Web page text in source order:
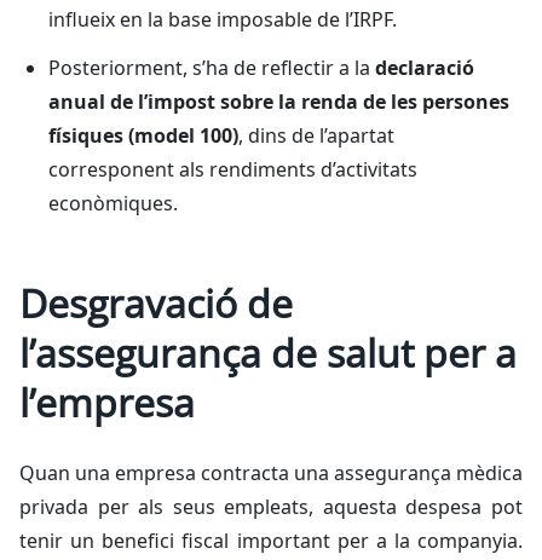
influeix en la base imposable de l’IRPF.
Posteriorment, s’ha de reflectir a la declaració
anual de l’impost sobre la renda de les persones
físiques (model 100), dins de l’apartat
corresponent als rendiments d’activitats
econòmiques.
Desgravació de
l’assegurança de salut per a
l’empresa
Quan una empresa contracta una assegurança mèdica
privada per als seus empleats, aquesta despesa pot
tenir un benefici fiscal important per a la companyia.